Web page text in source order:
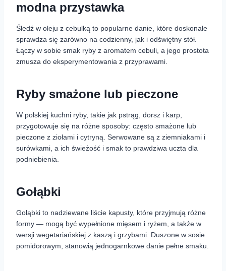
modna przystawka
Śledź w oleju z cebulką to popularne danie, które doskonale
sprawdza się zarówno na codzienny, jak i odświętny stół.
Łączy w sobie smak ryby z aromatem cebuli, a jego prostota
zmusza do eksperymentowania z przyprawami.
Ryby smażone lub pieczone
W polskiej kuchni ryby, takie jak pstrąg, dorsz i karp,
przygotowuje się na różne sposoby: często smażone lub
pieczone z ziołami i cytryną. Serwowane są z ziemniakami i
surówkami, a ich świeżość i smak to prawdziwa uczta dla
podniebienia.
Gołąbki
Gołąbki to nadziewane liście kapusty, które przyjmują różne
formy — mogą być wypełnione mięsem i ryżem, a także w
wersji wegetariańskiej z kaszą i grzybami. Duszone w sosie
pomidorowym, stanowią jednogarnkowe danie pełne smaku.